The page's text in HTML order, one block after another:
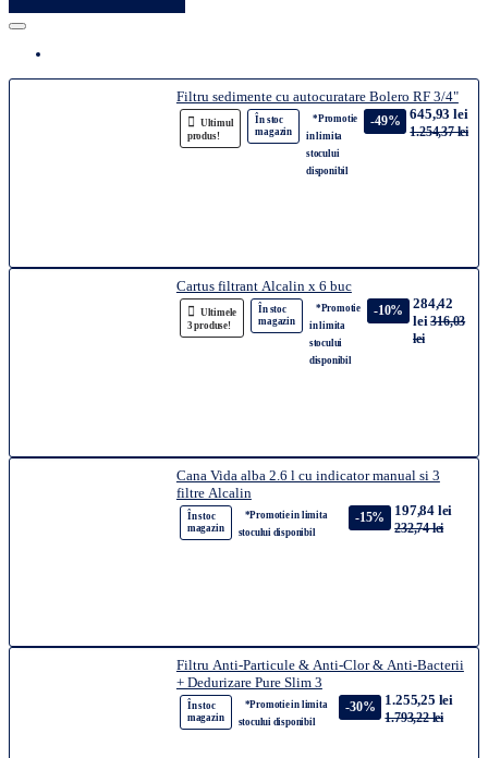
Filtru sedimente cu autocuratare Bolero RF 3/4"
Ultimul
produs!
În stoc
magazin
*Promotie
in limita
stocului
disponibil
-49% 645,93 lei
1.254,37 lei
Cartus filtrant Alcalin x 6 buc
Ultimele
3 produse!
În stoc
magazin
*Promotie
in limita
stocului
disponibil
-10%
284,42
lei 316,03
lei
Cana Vida alba 2.6 l cu indicator manual si 3
filtre Alcalin
În stoc
magazin
*Promotie in limita
stocului disponibil
-15% 197,84 lei
232,74 lei
Filtru Anti-Particule & Anti-Clor & Anti-Bacterii
+ Dedurizare Pure Slim 3
În stoc
magazin
*Promotie in limita
stocului disponibil
-30% 1.255,25 lei
1.793,22 lei